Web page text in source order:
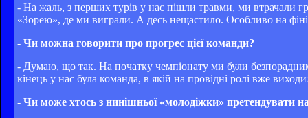
- На жаль, з перших турів у нас пішли травми, ми втрачали
«Зорею», де ми виграли. А десь нещастило. Особливо на
- Чи можна говорити про прогрес цієї команди?
- Думаю, що так. На початку чемпіонату ми були
кінець у нас була команда, в якій на провідні ролі вже
- Чи може хтось з нинішньої «молодіжки» претендувати